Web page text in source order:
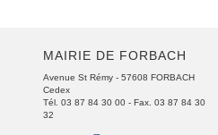
MAIRIE DE FORBACH
Avenue St Rémy - 57608 FORBACH
Cedex
Tél. 03 87 84 30 00 - Fax. 03 87 84 30
32